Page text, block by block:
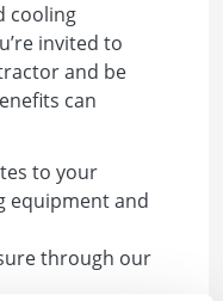
cooling
invited to
and be
can
to your
equipment and
through our